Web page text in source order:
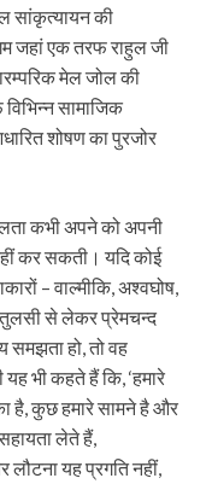
सांकृत्यायन की
जहां एक तरफ राहुल जी
मेल जोल की
सामाजिक
शोषण का पुरजोर
कभी अपने को अपनी
कर सकती। यदि कोई
– वाल्मीकि, अश्वघोष,
तुलसी से लेकर प्रेमचन्द
समझता हो, तो वह
यह भी कहते हैं कि, ‘हमारे
है, कुछ हमारे सामने है और
लेते हैं,
यह प्रगति नहीं,